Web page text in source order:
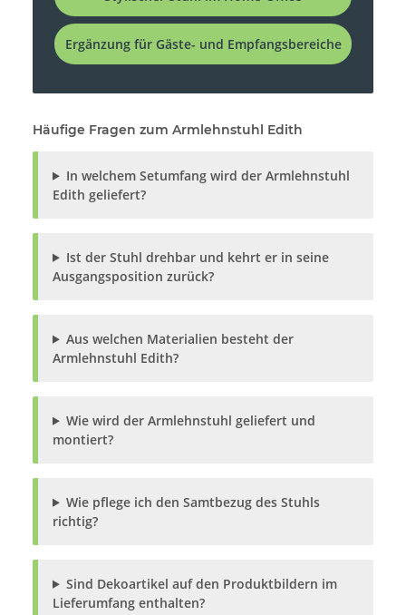
Ergänzung für Gäste- und Empfangsbereiche
Häufige Fragen zum Armlehnstuhl Edith
In welchem Setumfang wird der Armlehnstuhl
Edith geliefert?
Ist der Stuhl drehbar und kehrt er in seine
Ausgangsposition zurück?
Aus welchen Materialien besteht der
Armlehnstuhl Edith?
Wie wird der Armlehnstuhl geliefert und
montiert?
Wie pflege ich den Samtbezug des Stuhls
richtig?
Sind Dekoartikel auf den Produktbildern im
Lieferumfang enthalten?